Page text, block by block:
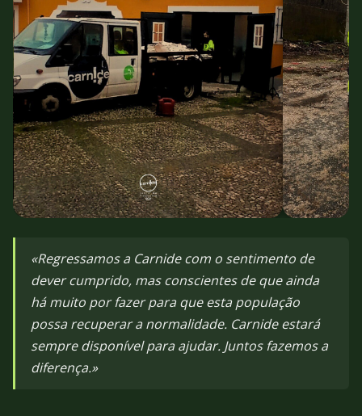
«Regressamos a Carnide com o sentimento de
dever cumprido, mas conscientes de que ainda
há muito por fazer para que esta população
possa recuperar a normalidade. Carnide estará
sempre disponível para ajudar. Juntos fazemos a
diferença.»